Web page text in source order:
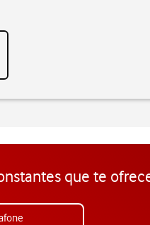
que te